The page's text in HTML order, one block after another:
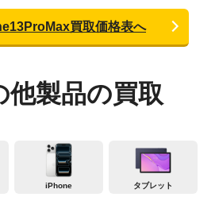
買取価格表へ
他製品の買取
iPhone タブレット